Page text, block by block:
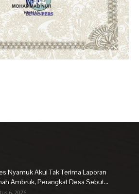
Nyamuk Akui Tak Terima Laporan
Ambruk, Perangkat Desa Sebut...
6, 2026